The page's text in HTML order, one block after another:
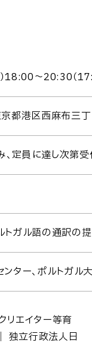
18:00～20:30（
京都港区西麻布三
定員に達し次第受
ガル語の通訳の提
ター、ポルトガ
リエイター等育
独立行政法人日